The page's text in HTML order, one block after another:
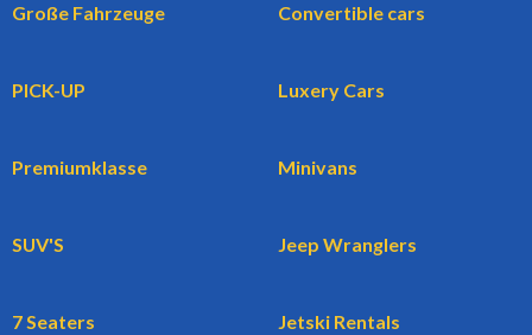
Große Fahrzeuge Convertible cars
PICK-UP Luxery Cars
Premiumklasse Minivans
SUV'S Jeep Wranglers
7 Seaters Jetski Rentals